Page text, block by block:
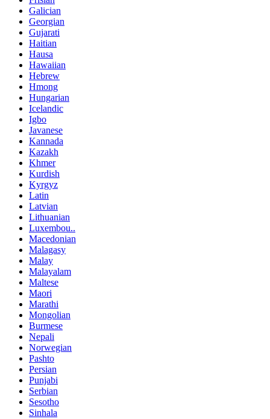
Galician
Georgian
Gujarati
Haitian
Hausa
Hawaiian
Hebrew
Hmong
Hungarian
Icelandic
Igbo
Javanese
Kannada
Kazakh
Khmer
Kurdish
Kyrgyz
Latin
Latvian
Lithuanian
Luxembou..
Macedonian
Malagasy
Malay
Malayalam
Maltese
Maori
Marathi
Mongolian
Burmese
Nepali
Norwegian
Pashto
Persian
Punjabi
Serbian
Sesotho
Sinhala